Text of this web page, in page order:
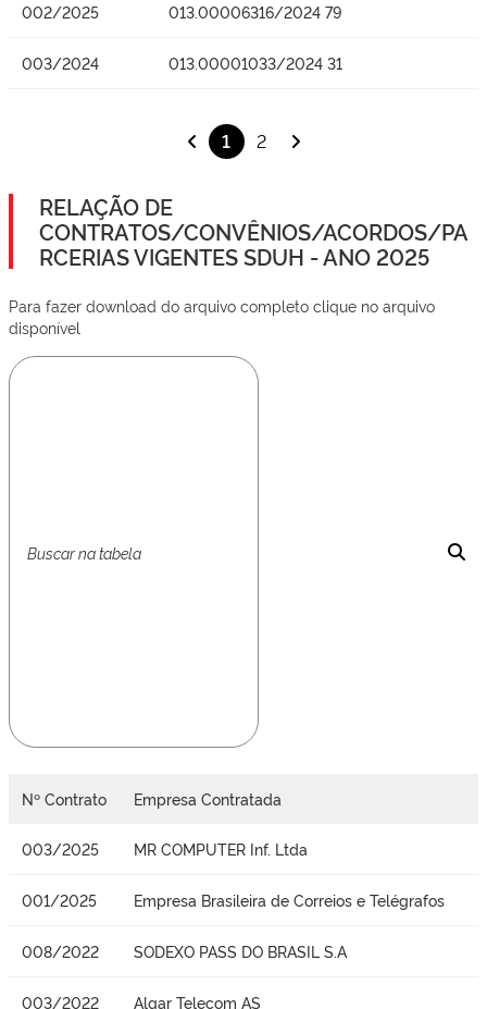
002/2025 013.00006316/2024 79
003/2024 013.00001033/2024 31
1 2
RELAÇÃO DE
CONTRATOS/CONVÊNIOS/ACORDOS/PA
RCERIAS VIGENTES SDUH - ANO 2025
Para fazer download do arquivo completo clique no arquivo
disponível
Nº Contrato Empresa Contratada
003/2025 MR COMPUTER Inf. Ltda
001/2025 Empresa Brasileira de Correios e Telégrafos
008/2022 SODEXO PASS DO BRASIL S.A
003/2022 Algar Telecom AS